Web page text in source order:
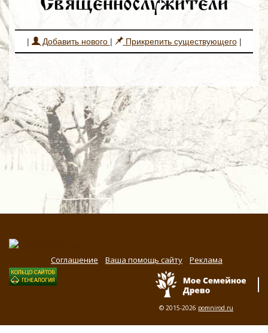
Священнослужители
| Добавить нового | Прикрепить существующего|
Соглашение Ваша помощь сайту Реклама
© 2015-2026 pomnirod.ru